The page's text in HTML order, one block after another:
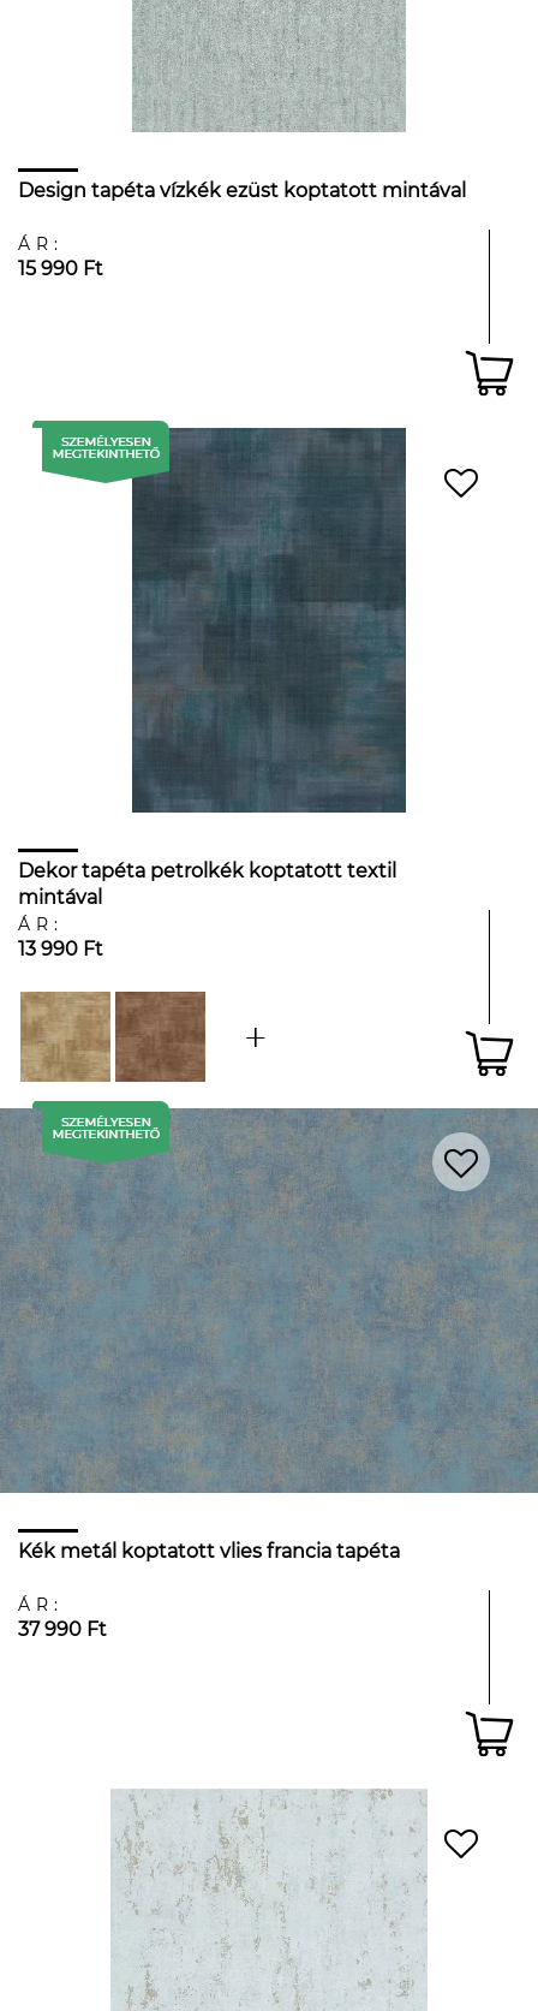
Design tapéta vízkék ezüst koptatott mintával
ÁR:
15 990 Ft
Dekor tapéta petrolkék koptatott textil
mintával
ÁR:
13 990 Ft
Kék metál koptatott vlies francia tapéta
ÁR:
37 990 Ft